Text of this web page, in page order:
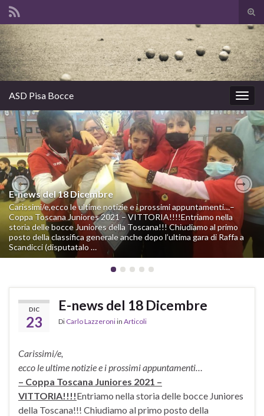
il
di
Search for:
la
ASD Pisa Bocce
E-news del 18 Dicembre
Carissimi/e,ecco le ultime notizie e i prossimi appuntamenti…–
Coppa Toscana Juniores 2021 – VITTORIA!!!!Entriamo nella
storia delle bocce Juniores della Toscana!!! Chiudiamo al primo
posto della classifica generale anche dopo l’ultima gara di Raffa a
Scandicci (disputatalo …
E-news del 25 Novembre
Carissimi/e,ecco le ultime notizie e i prossimi appuntamenti…–
Coppa Toscana Juniores – DOMENICA 5 DICEMBRE –
SCANDICCI Anche dopo l’ultima gara della Coppa Toscana
Juniores (gara di Raffa, disputatasi ad Arezzo, dove noi non
eravamo presenti), …
Previous
DIC
23
E-news del 18 Dicembre
Di Carlo Lazzeroniin Articoli
Carissimi/e,
ecco le ultime notizie e i prossimi appuntamenti…
– Coppa Toscana Juniores 2021 –
VITTORIA!!!!Entriamo nella storia delle bocce Juniores
della Toscana!!! Chiudiamo al primo posto della